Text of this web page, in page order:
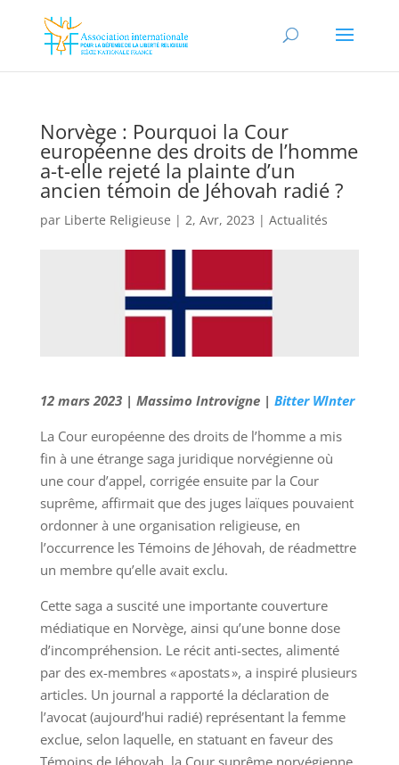
Norvège : Pourquoi la Cour
européenne des droits de l’homme
a-t-elle rejeté la plainte d’un
ancien témoin de Jéhovah radié ?
par Liberte Religieuse | 2, Avr, 2023 | Actualités
12 mars 2023 | Massimo Introvigne | Bitter WInter
La Cour européenne des droits de l’homme a mis
fin à une étrange saga juridique norvégienne où
une cour d’appel, corrigée ensuite par la Cour
suprême, affirmait que des juges laïques pouvaient
ordonner à une organisation religieuse, en
l’occurrence les Témoins de Jéhovah, de réadmettre
un membre qu’elle avait exclu.
Cette saga a suscité une importante couverture
médiatique en Norvège, ainsi qu’une bonne dose
d’incompréhension. Le récit anti-sectes, alimenté
par des ex-membres « apostats », a inspiré plusieurs
articles. Un journal a rapporté la déclaration de
l’avocat (aujourd’hui radié) représentant la femme
exclue, selon laquelle, en statuant en faveur des